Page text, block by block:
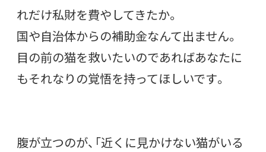
れだけ私財を費やしてきたか。
国や自治体からの補助金なんて出ません。
目の前の猫を救いたいのであればあなたに
もそれなりの覚悟を持ってほしいです。
腹が立つのが、「近くに見かけない猫がいる